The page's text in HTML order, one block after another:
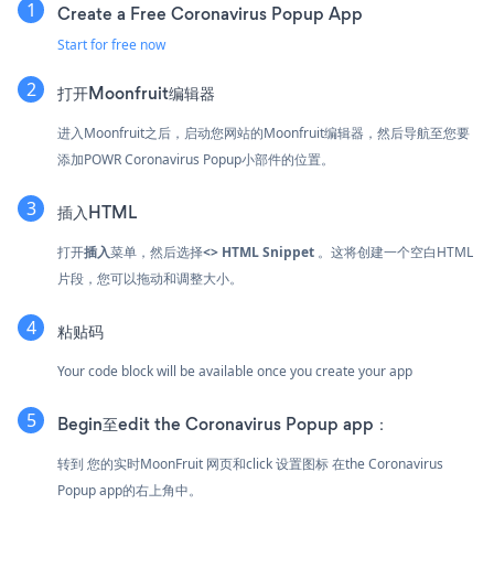
Create a Free Coronavirus Popup App
Start for free now
打开Moonfruit编辑器
进入Moonfruit之后，启动您网站的Moonfruit编辑器，然后导航至您要
添加POWR Coronavirus Popup小部件的位置。
插入HTML
打开插入菜单，然后选择<> HTML Snippet 。这将创建一个空白HTML
片段，您可以拖动和调整大小。
粘贴码
Your code block will be available once you create your app
Begin至edit the Coronavirus Popup app：
转到 您的实时MoonFruit 网页和click 设置图标在the Coronavirus
Popup app的右上角中。